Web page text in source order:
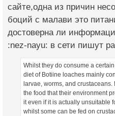
сайте,одна из причин
боций с малави это
достоверна ли
:nez-nayu: в сети пишут
Whilst they do consume a
diet of Botiine loaches mainly
larvae, worms, and
the food that their environment
it even if it is actually unsuitable
whilst some can be fed on